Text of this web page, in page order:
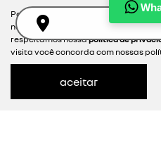
vida.
Para otimizar sua experiência
nossa política de cookies e para
respeitamos nossapolítica de
visita você concorda com nossas
aceitar